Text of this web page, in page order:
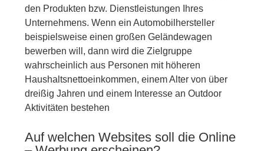
den Produkten bzw. Dienstleistungen Ihres
Unternehmens. Wenn ein Automobilhersteller
beispielsweise einen großen Geländewagen
bewerben will, dann wird die Zielgruppe
wahrscheinlich aus Personen mit höheren
Haushaltsnettoeinkommen, einem Alter von über
dreißig Jahren und einem Interesse an Outdoor
Aktivitäten bestehen
Auf welchen Websites soll die Online